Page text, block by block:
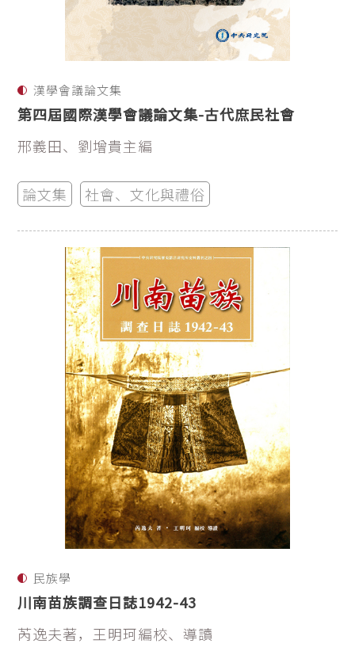
漢學會議論文集
第四屆國際漢學會議論文集-古代庶民社會
邢義田、劉增貴主編
論文集 社會、文化與禮俗
民族學
川南苗族調查日誌1942-43
芮逸夫著，王明珂編校、導讀